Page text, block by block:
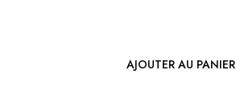
AJOUTER AU PANIER